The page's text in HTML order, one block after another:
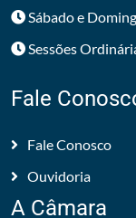
Sábado e
Sessões
Fale
Fale Conosco
Ouvidoria
A Câmara